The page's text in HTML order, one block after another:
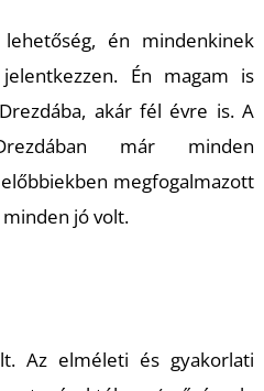
én mindenkinek
Én magam is
akár fél évre is. A
már minden
megfogalmazott
jó volt.
Az elméleti és gyakorlati